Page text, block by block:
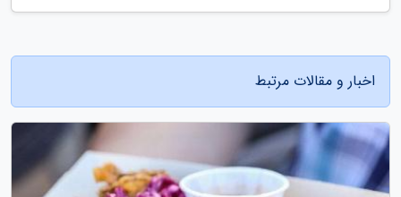
اخبار و مقالات مرتبط